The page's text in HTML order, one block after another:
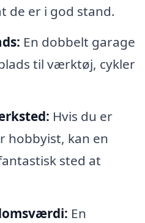
de er i god stand.
En dobbelt garage
til værktøj, cykler
Hvis du er
hobbyist, kan en
sted at
En